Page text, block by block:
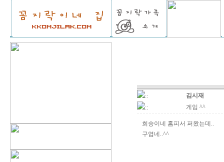
::
김시재
::
게임 ^^
희승이네 홈피서 퍼왔는데..
구엽네..^^